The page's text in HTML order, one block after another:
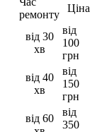
ремонту
Ціна
від 30
хв
від
100
грн
від 40
хв
від
150
грн
від 60
від
350